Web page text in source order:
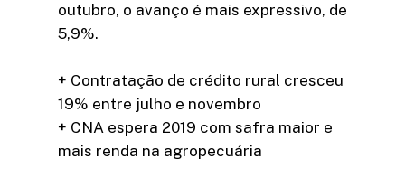
outubro, o avanço é mais expressivo, de
5,9%.
+ Contratação de crédito rural cresceu
19% entre julho e novembro
+ CNA espera 2019 com safra maior e
mais renda na agropecuária